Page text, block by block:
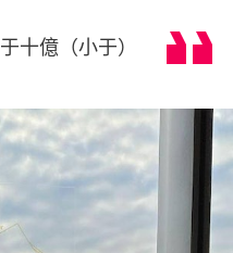
于十億（小于）